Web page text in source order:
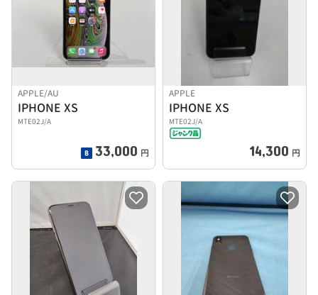
APPLE/AU
IPHONE XS
MTE02J/A
33,000 円
APPLE
IPHONE XS
MTE02J/A
14,300 円